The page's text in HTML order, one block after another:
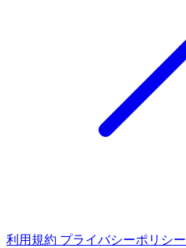
利用規約 プライバシーポリシー